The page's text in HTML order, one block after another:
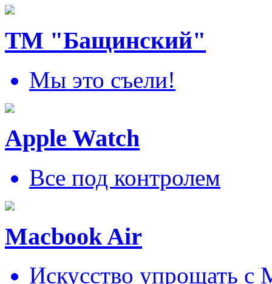
ТМ "Бащинский"
Мы это съели!
Apple Watch
Все под контролем
Macbook Air
Искусcтво упрощать c